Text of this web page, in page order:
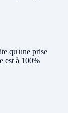
qu'une prise
est à 100%